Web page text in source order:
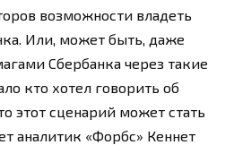
возможности владеть
Или, может быть, даже
Сбербанка через такие
кто хотел говорить об
этот сценарий может стать
аналитик «Форбс» Кеннет